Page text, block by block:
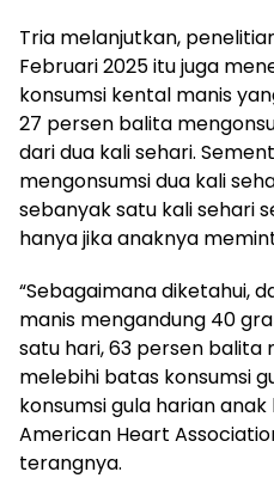
Tria melanjutkan,
Februari 2025 itu juga
konsumsi kental manis
27 persen balita
dari dua kali sehari.
mengonsumsi dua kali
sebanyak satu kali sehari
hanya jika anaknya
“Sebagaimana diketahui,
manis mengandung 40
satu hari, 63 persen balita
melebihi batas konsumsi
konsumsi gula harian
American Heart
terangnya.